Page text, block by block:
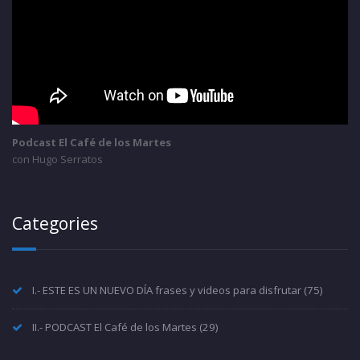
Podcast El Café de los Martes
con Hugo Serratos
Categories
I.- ESTE ES UN NUEVO DÍA frases y videos para disfrutar (75)
II.- PODCAST El Café de los Martes (29)